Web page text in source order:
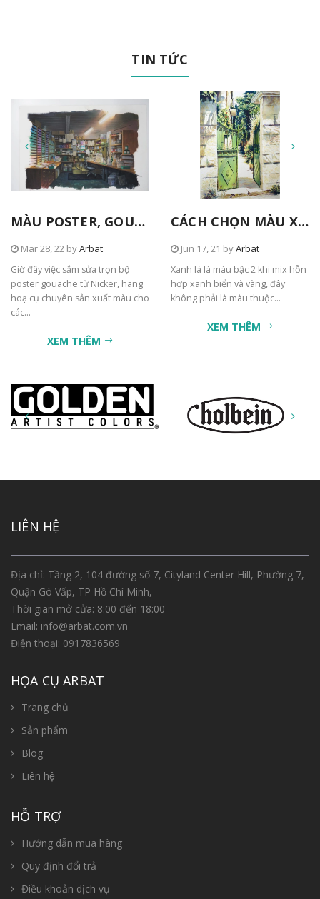
TIN TỨC
MÀU POSTER, GOUACHE TỪ NICKER
Mar 28, 22 byArbat
Giờ đây việc sắm sửa trọn bộ
poster gouache từ Nicker, hãng
hoạ cụ chuyên sản xuất màu cho
các...
XEM THÊM
CÁCH CHỌN MÀU XANH TRONG TRANH
Jun 17, 21 byArbat
Xanh lá là màu bậc 2 khi mix hỗn
hợp xanh biển và vàng, đây
không phải là màu thuộc...
XEM THÊM
LIÊN HỆ
Địa chỉ: Tầng 2, 104 đường số 7, Cityland Center Hill, Phường 7,
Quận Gò Vấp, TP Hồ Chí Minh,
Thời gian mở cửa: 8:00 đến 18:00
Email: info@arbat.com.vn
Điện thoại: 0917836569
HỌA CỤ ARBAT
Trang chủ
Sản phẩm
Blog
Liên hệ
HỖ TRỢ
Hướng dẫn mua hàng
Quy định đổi trả
Điều khoản dịch vụ